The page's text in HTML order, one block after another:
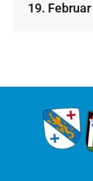
19.